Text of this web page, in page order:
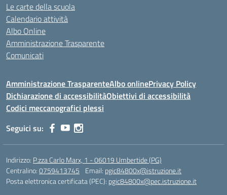
Le carte della scuola
Calendario attività
Albo Online
Amministrazione Trasparente
Comunicati
Amministrazione TrasparenteAlbo onlinePrivacy Policy
Dichiarazione di accessibilitàObiettivi di accessibilità
Codici meccanografici plessi
Seguici su:
Indirizzo: P.zza Carlo Marx, 1 - 06019 Umbertide (PG)
Centralino:0759413745 Email: pgic84800x@istruzione.it
Posta elettronica certificata (PEC): pgic84800x@pec.istruzione.it